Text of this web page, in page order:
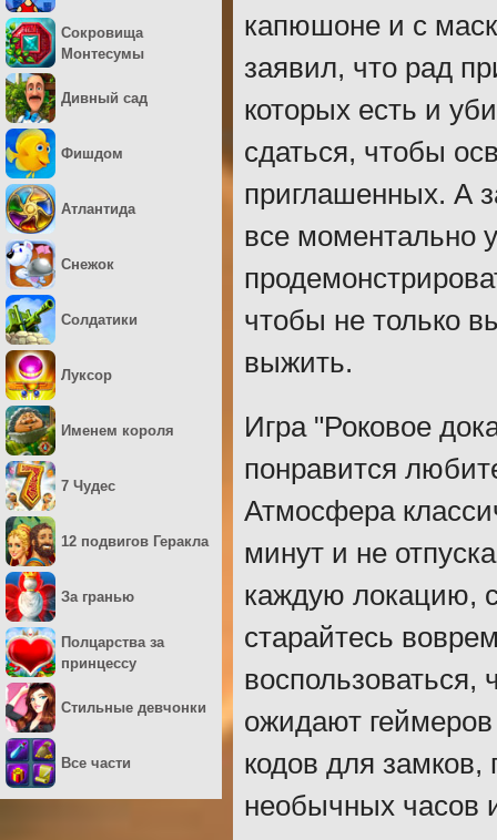
капюшоне и с
заявил, что рад
которых есть и
сдаться, чтобы
приглашенных. А
все моментально
чтобы не только
выжить.
Игра "Роковое
понравится
Атмосфера
минут и не
каждую локацию,
старайтесь
воспользоваться,
ожидают
кодов для замков,
необычных часов
Сокровища
Монтесумы
Дивный сад
Фишдом
Атлантида
Снежок
Солдатики
Луксор
Именем короля
7 Чудес
12 подвигов Геракла
За гранью
Полцарства за
принцессу
Стильные девчонки
Все части